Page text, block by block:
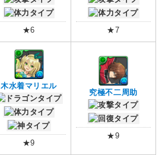
★6 ★7
木水着マリエル
★9
究極不二周助
★9